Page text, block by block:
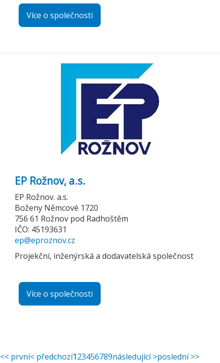
Více o společnosti
EP Rožnov, a.s.
EP Rožnov. a.s.
Boženy Němcové 1720
756 61 Rožnov pod Radhoštěm
IČO: 45193631
ep@eproznov.cz
Projekční, inženýrská a dodavatelská společnost
Více o společnosti
<< první< předchozí123456789následující >poslední >>